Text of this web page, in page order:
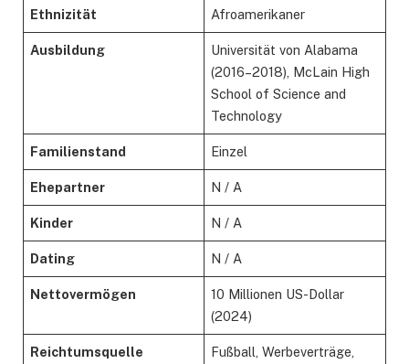
Ethnizität Afroamerikaner
Ausbildung
Universität von Alabama
(2016–2018), McLain High
School of Science and
Technology
Familienstand Einzel
Ehepartner N / A
Kinder N / A
Dating N / A
Nettovermögen
10 Millionen US-Dollar
(2024)
Reichtumsquelle
Fußball, Werbeverträge,